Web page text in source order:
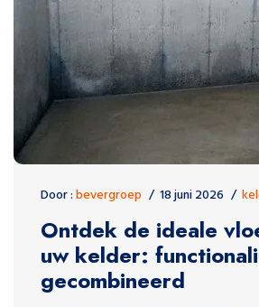
Door :bevergroep 18 juni 2026
Ontdek de ideale
uw kelder:
gecombineerd